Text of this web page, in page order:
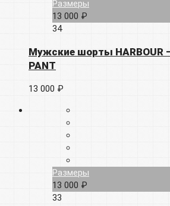
Размеры
13 000 ₽
34
Мужские шорты HARBOUR –
PANT
13 000 ₽
Размеры
13 000 ₽
33